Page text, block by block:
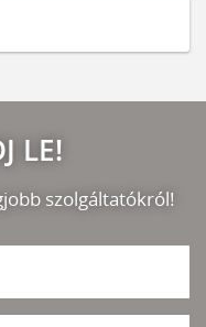
LE!
szolgáltatókról!